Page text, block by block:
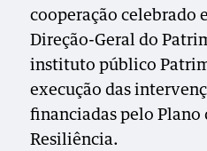
cooperação celebrado
Direção-Geral do
instituto público
execução das
financiadas pelo Plano
Resiliência.